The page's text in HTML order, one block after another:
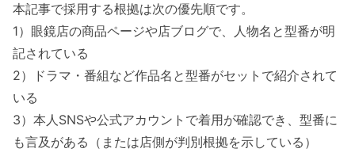
本記事で採用する根拠は次の優先順です。
1）眼鏡店の商品ページや店ブログで、人物名と型番が明
記されている
2）ドラマ・番組など作品名と型番がセットで紹介されて
いる
3）本人SNSや公式アカウントで着用が確認でき、型番に
も言及がある（または店側が判別根拠を示している）